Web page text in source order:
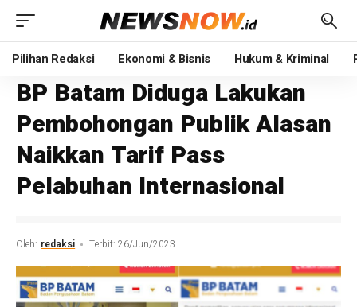
Pilihan Redaksi Ekonomi & Bisnis Hukum & Kriminal
BP Batam Diduga Lakukan
Pembohongan Publik Alasan
Naikkan Tarif Pass
Pelabuhan Internasional
Oleh: redaksi Terbit: 26/Jun/2023